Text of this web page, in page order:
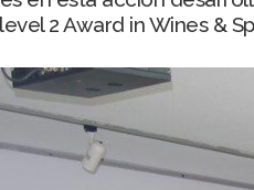
2 Award in Wines &